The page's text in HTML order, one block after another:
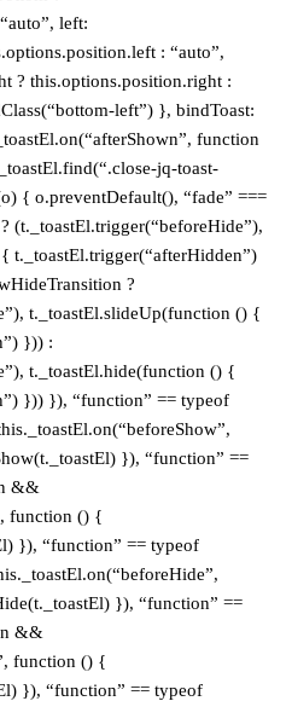
left:
: “auto”,
? this.options.position.right :
left”) }, bindToast:
function
jq-toast-
{ o.preventDefault(), “fade” ===
(t._toastEl.trigger(“beforeHide”),
t._toastEl.trigger(“afterHidden”)
?
t._toastEl.slideUp(function () {
})) :
t._toastEl.hide(function () {
})) }), “function” == typeof
}), “function” ==
&&
function () {
}), “function” == typeof
}), “function” ==
&&
function () {
}), “function” == typeof